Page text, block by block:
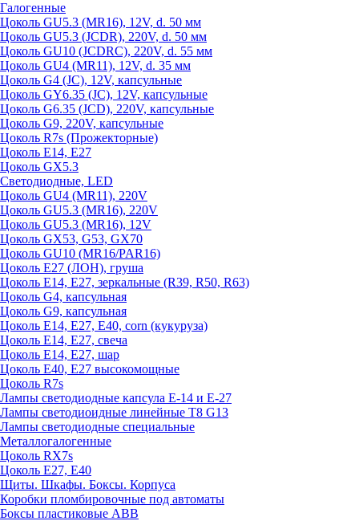
Галогенные
Цоколь GU5.3 (MR16), 12V, d. 50 мм
Цоколь GU5.3 (JCDR), 220V, d. 50 мм
Цоколь GU10 (JCDRC), 220V, d. 55 мм
Цоколь GU4 (MR11), 12V, d. 35 мм
Цоколь G4 (JC), 12V, капсульные
Цоколь GY6.35 (JC), 12V, капсульные
Цоколь G6.35 (JCD), 220V, капсульные
Цоколь G9, 220V, капсульные
Цоколь R7s (Прожекторные)
Цоколь E14, E27
Цоколь GX5.3
Светодиодные, LED
Цоколь GU4 (MR11), 220V
Цоколь GU5.3 (MR16), 220V
Цоколь GU5.3 (MR16), 12V
Цоколь GX53, G53, GX70
Цоколь GU10 (MR16/PAR16)
Цоколь Е27 (ЛОН), груша
Цоколь Е14, Е27, зеркальные (R39, R50, R63)
Цоколь G4, капсульная
Цоколь G9, капсульная
Цоколь Е14, Е27, Е40, corn (кукуруза)
Цоколь Е14, Е27, свеча
Цоколь Е14, Е27, шар
Цоколь Е40, Е27 высокомощные
Цоколь R7s
Лампы светодиодные капсула Е-14 и Е-27
Лампы светодиоидные линейные T8 G13
Лампы светодиодные специальные
Металлогалогенные
Цоколь RX7s
Цоколь Е27, E40
Щиты. Шкафы. Боксы. Корпуса
Коробки пломбировочные под автоматы
Боксы пластиковые ABB